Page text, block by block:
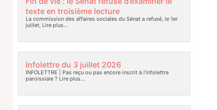
texte en troisième lecture
La commission des affaires sociales du Sénat a refusé, le 1er
juillet, Lire plus…
Infolettre du 3 juillet 2026
INFOLETTRE | Pas reçu ou pas encore inscrit à l’infolettre
paroissiale ? Lire plus…